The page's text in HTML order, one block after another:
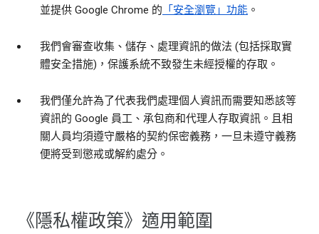
並提供 Google Chrome 的 「安全瀏覽」功能 。
我們會審查收集、儲存、處理資訊的做法 (包括採取實
體安全措施)，保護系統不致發生未經授權的存取。
我們僅允許為了代表我們處理個人資訊而需要知悉該等
資訊的 Google 員工、承包商和代理人存取資訊。且相
關人員均須遵守嚴格的契約保密義務，一旦未遵守義務
便將受到懲戒或解約處分。
《隱私權政策》適用範圍